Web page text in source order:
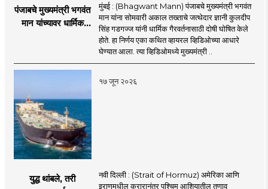
पंजाबचे मुख्यमंत्री भगवंत
मान यांच्यावर धार्मिक
खळबळ
मुंबई : (Bhagwant Mann) पंजाबचे मुख्यमंत्री भगवंत
मान यांना सोमवारी अकाल तख्ताचे जत्थेदार ज्ञानी कुलदीप
सिंह गडगज्ज यांनी धार्मिक गैरवर्तनासाठी दोषी घोषित केले
होते. हा निर्णय एका कथित व्हायरल व्हिडिओच्या आधारे
घेण्यात आला. त्या व्हिडिओमध्ये मुख्यमंत्री ..
१७ जून २०२६
युद्ध थांबले, तरी
नवी दिल्ली : (Strait of Hormuz) अमेरिका आणि
इराणमधील करारानंतर पश्चिम आशियातील तणाव